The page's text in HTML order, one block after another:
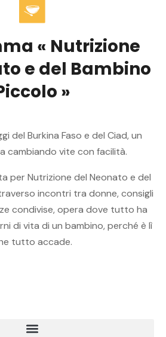
ma « Nutrizione
to e del Bambino
iccolo »
del Burkina Faso e del Ciad, un
cambiando vite con facilità.
per Nutrizione del Neonato e del
incontri tra donne, consigli
condivise, opera dove tutto ha
di vita di un bambino, perché è lì
tutto accade.